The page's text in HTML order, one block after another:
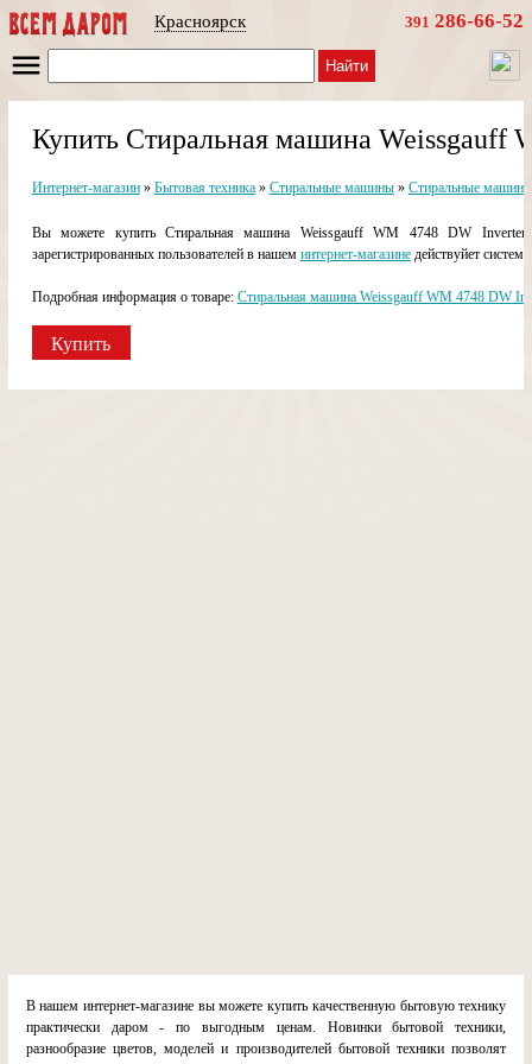
Красноярск 391 286-66-52
Найти
Купить Стиральная машина Weissgauff
Интернет-магазин» Бытовая техника» Стиральные машины» Стиральные
Вы можете купить Стиральная машина Weissgauff WM 4748 DW
зарегистрированных пользователей в нашем интернет-магазинедействуйет
Подробная информация о товаре: Стиральная машина Weissgauff WM 4748 DW
Купить
В нашем интернет-магазине вы можете купить качественную бытовую технику
практически даром - по выгодным ценам. Новинки бытовой техники,
разнообразие цветов, моделей и производителей бытовой техники позволят